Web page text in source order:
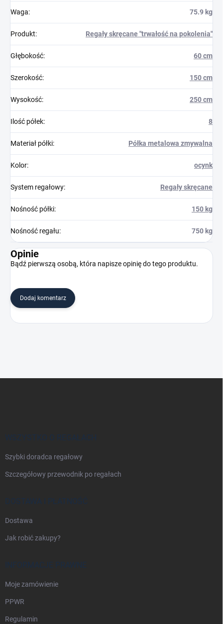
Waga: 75.9 kg
Produkt: Regały skręcane "trwałość na pokolenia"
Głębokość: 60 cm
Szerokość: 150 cm
Wysokość: 250 cm
Ilość półek: 8
Materiał półki: Półka metalowa zmywalna
Kolor: ocynk
System regałowy: Regały skręcane
Nośność półki: 150 kg
Nośność regału: 750 kg
Opinie
Bądź pierwszą osobą, która napisze opinię do tego produktu.
Dodaj komentarz
WSZYSTKO O REGAŁACH
Szybki doradca regałowy
Szczegółowy przewodnik po regałach
DOSTAWA I PŁATNOŚĆ
Dostawa
Jak robić zakupy?
INFORMACJE PRAWNE
Moje zamówienie
PPWR
Regulamin